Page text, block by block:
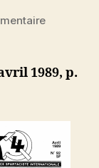
sur
doit
pas
silence
!
1989, p.